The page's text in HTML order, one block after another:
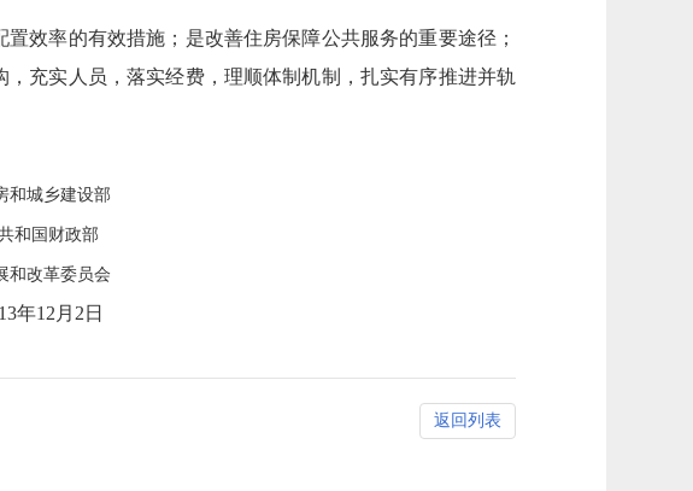
率的有效措施；是改善住房保障公共服务的重要途径；
充实人员，落实经费，理顺体制机制，扎实有序推进并轨
部
和国财政部
员会
年12月2日
返回列表